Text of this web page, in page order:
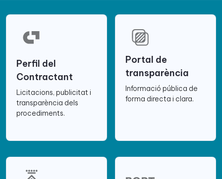
Perfil del
Contractant
Licitacions, publicitat i
transparència dels
procediments.
Portal de
transparència
Informació pública de
forma directa i clara.